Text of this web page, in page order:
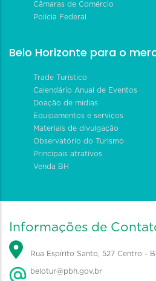
Câmaras de Comércio
Polícia Federal
Belo Horizonte para o
Trade Turístico
Calendário Anual de Eventos
Doação de mídias
Equipamentos e serviços
Materiais de divulgação
Observatório do Turismo
Principais atrativos
Venda BH
Informações de
Rua Espírito Santo, 527 Centro -
belotur@pbh.gov.br